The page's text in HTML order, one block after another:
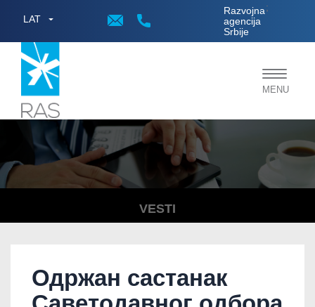
LAT
Razvojna
agencija
Srbije
;
Toggle
MENU
VESTI
Одржан састанак